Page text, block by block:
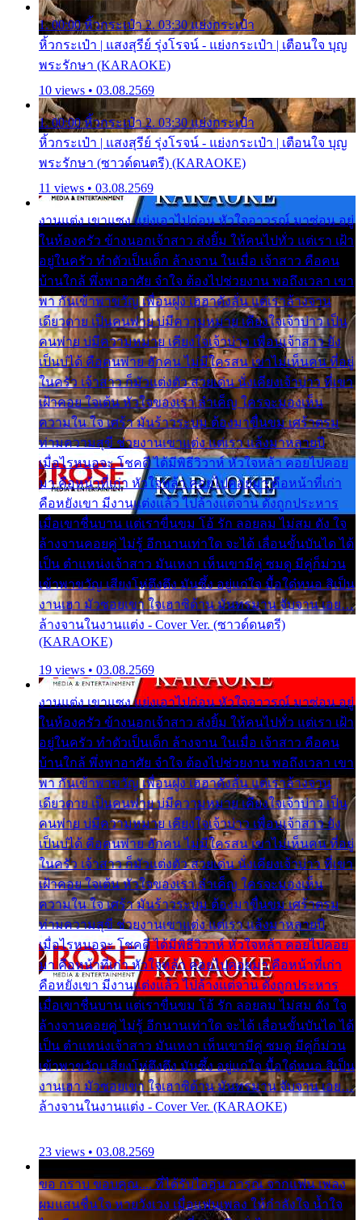
1. 00:00 หิ้วกระเป๋า 2. 03:30 แย่งกระเป๋า
หิ้วกระเป๋า | แสงสุรีย์ รุ่งโรจน์ - แย่งกระเป๋า | เตือนใจ บุญ
พระรักษา (KARAOKE)
10 views • 03.08.2569
1. 00:00 หิ้วกระเป๋า 2. 03:30 แย่งกระเป๋า
หิ้วกระเป๋า | แสงสุรีย์ รุ่งโรจน์ - แย่งกระเป๋า | เตือนใจ บุญ
พระรักษา (ซาวด์ดนตรี) (KARAOKE)
11 views • 03.08.2569
งานแต่ง เขาแซง แย่งเอาไปก่อน หัวใจอาวรณ์ มาซ่อน อยู่
ในห้องครัว ข้างนอกเจ้าสาว ส่งยิ้ม ให้คนไปทั่ว แต่เรา เฝ้า
อยู่ในครัว ทำตัวเป็นเด็ก ล้างจาน ในเมื่อ เจ้าสาว คือคน
บ้านใกล้ พึ่งพาอาศัย จำใจ ต้องไปช่วยงาน พอถึงเวลา เขา
พา กันเข้าพาขวัญ เพื่อนฝูง เฮฮาดังลั่น แต่เราล้างจาน
เดียวดาย เป็นคนพ่าย บ่มีความหมาย เคียงใจเจ้าบ่าว เป็น
คนพ่าย บ่มีความหมาย เคียงใจเจ้าบ่าว เพื่อนเจ้าสาว ยัง
เป็นบ่ได้ คือคนพ่าย ฮักคน ไม่มีใครสน เขาไม่เห็นคน ที่อยู่
ในครัว เจ้าสาว ก็มัวแต่งตัว สวยเด่น นั่งเคียงเจ้าบ่าว ที่เขา
เฝ้าคอย ใจเต้น หัวใจของเรา ลำเค็ญ ใครจะมองเห็น
ความใน ใจ เศร้า มันร้าวระบม ต้องมาขื่นขม เศร้าตรม
ท่ามความสุขี ช่วยงานเขาแต่ง แต่เรา แล้งมาหลายปี
เมื่อไรหนอจะ โชคดี ได้มีพิธีวิวาห์ หัวใจหล้า คอยไปคอย
มา คือหน้าที่เก่า หัวใจหล้า คอยไปคอยมา คือหน้าที่เก่า
คือหยังเขา มีงานแต่งแล้ว ไปล้างแต่จาน ดั่งถูกประหาร
เมื่อเขาชื่นบาน แต่เราขื่นขม โอ้ รัก ลอยลม ไม่สม ดัง ใจ
ล้างจานคอยคู่ ไม่รู้ อีกนานเท่าใด จะได้ เลื่อนขั้นบันได ได้
เป็น ตำแหน่งเจ้าสาว มันเหงา เห็นเขามีคู่ ซมดู มีคู่ก็ม่วน
เข้าพาขวัญ เสียงโห่ตึงตึง มันซึ้ง อยู่แก่ใจ มื้อใด๋หนอ สิเป็น
งานเฮา มัวซอยเขา ใจเฮาซิด้าน มันทรมาน จับจาน เอย…
ล้างจานในงานแต่ง - Cover Ver. (ซาวด์ดนตรี)
(KARAOKE)
19 views • 03.08.2569
งานแต่ง เขาแซง แย่งเอาไปก่อน หัวใจอาวรณ์ มาซ่อน อยู่
ในห้องครัว ข้างนอกเจ้าสาว ส่งยิ้ม ให้คนไปทั่ว แต่เรา เฝ้า
อยู่ในครัว ทำตัวเป็นเด็ก ล้างจาน ในเมื่อ เจ้าสาว คือคน
บ้านใกล้ พึ่งพาอาศัย จำใจ ต้องไปช่วยงาน พอถึงเวลา เขา
พา กันเข้าพาขวัญ เพื่อนฝูง เฮฮาดังลั่น แต่เราล้างจาน
เดียวดาย เป็นคนพ่าย บ่มีความหมาย เคียงใจเจ้าบ่าว เป็น
คนพ่าย บ่มีความหมาย เคียงใจเจ้าบ่าว เพื่อนเจ้าสาว ยัง
เป็นบ่ได้ คือคนพ่าย ฮักคน ไม่มีใครสน เขาไม่เห็นคน ที่อยู่
ในครัว เจ้าสาว ก็มัวแต่งตัว สวยเด่น นั่งเคียงเจ้าบ่าว ที่เขา
เฝ้าคอย ใจเต้น หัวใจของเรา ลำเค็ญ ใครจะมองเห็น
ความใน ใจ เศร้า มันร้าวระบม ต้องมาขื่นขม เศร้าตรม
ท่ามความสุขี ช่วยงานเขาแต่ง แต่เรา แล้งมาหลายปี
เมื่อไรหนอจะ โชคดี ได้มีพิธีวิวาห์ หัวใจหล้า คอยไปคอย
มา คือหน้าที่เก่า หัวใจหล้า คอยไปคอยมา คือหน้าที่เก่า
คือหยังเขา มีงานแต่งแล้ว ไปล้างแต่จาน ดั่งถูกประหาร
เมื่อเขาชื่นบาน แต่เราขื่นขม โอ้ รัก ลอยลม ไม่สม ดัง ใจ
ล้างจานคอยคู่ ไม่รู้ อีกนานเท่าใด จะได้ เลื่อนขั้นบันได ได้
เป็น ตำแหน่งเจ้าสาว มันเหงา เห็นเขามีคู่ ซมดู มีคู่ก็ม่วน
เข้าพาขวัญ เสียงโห่ตึงตึง มันซึ้ง อยู่แก่ใจ มื้อใด๋หนอ สิเป็น
งานเฮา มัวซอยเขา ใจเฮาซิด้าน มันทรมาน จับจาน เอย…
ล้างจานในงานแต่ง - Cover Ver. (KARAOKE)
23 views • 03.08.2569
ขอ กราบ ขอบคุณ.... ที่ได้รับไออุ่น การุณ จากแฟน เพลง
ผมแสนชื่นใจ หายวังเวง เมื่อแฟนเพลง ให้กำลังใจ น้ำใจ